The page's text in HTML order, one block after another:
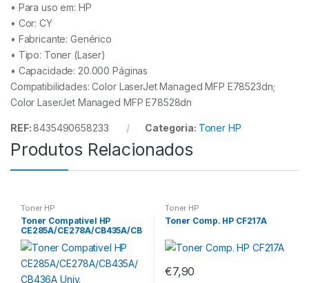
• Para uso em: HP
• Cor:CY
• Fabricante:Genérico
• Tipo: Toner (Laser)
• Capacidade: 20.000 Páginas
Compatibilidades: Color LaserJet Managed MFP E78523dn;
Color LaserJet Managed MFP E78528dn
REF:8435490658233 Categoria: Toner HP
Produtos Relacionados
Toner HP
Toner Compativel HP
CE285A/CE278A/CB435A/CB
436A Univ.
Toner HP
Toner Comp. HP CF217A
€7,90